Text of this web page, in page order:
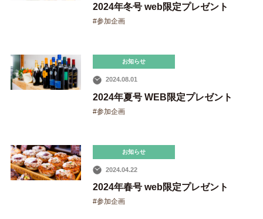
YouTube
2024年冬号 web限定プレゼント
#参加企画
お知らせ
2024.08.01
2024年夏号 WEB限定プレゼント
#参加企画
お知らせ
2024.04.22
2024年春号 web限定プレゼント
#参加企画